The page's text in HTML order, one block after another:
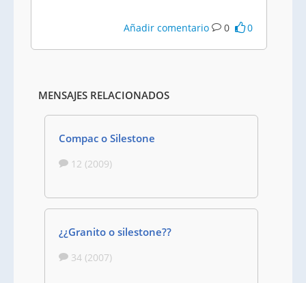
Añadir comentario 0 0
MENSAJES RELACIONADOS
Compac o Silestone
12 (2009)
¿¿Granito o silestone??
34 (2007)